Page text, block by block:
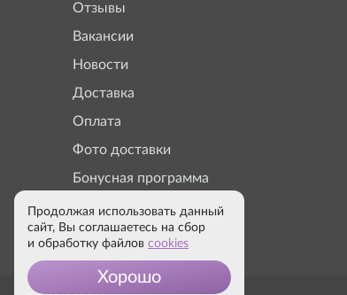
Отзывы
Вакансии
Новости
Доставка
Оплата
Фото доставки
Бонусная программа
Продолжая использовать данный
сайт, Вы соглашаетесь на сбор
и обработку файлов cookies
Хорошо